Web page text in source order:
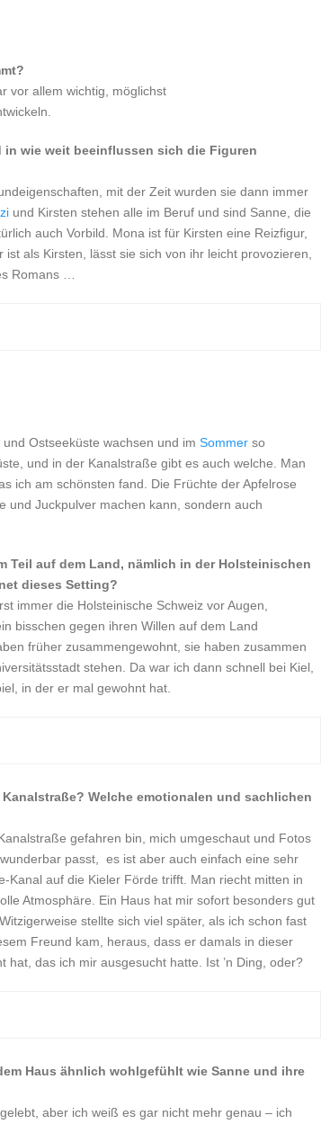
vor allem wichtig, möglichst
wie weit beeinflussen sich die Figuren
mit der Zeit wurden sie dann immer
und Kirsten stehen alle im Beruf und sind Sanne, die
auch Vorbild. Mona ist für Kirsten eine Reizfigur,
als Kirsten, lässt sie sich von ihr leicht provozieren,
Romans …
Ostseeküste wachsen und im Sommer so
und in der Kanalstraße gibt es auch welche. Man
ich am schönsten fand. Die Früchte der Apfelrose
und Juckpulver machen kann, sondern auch
Teil auf dem Land, nämlich in der Holsteinischen
dieses Setting?
immer die Holsteinische Schweiz vor Augen,
bisschen gegen ihren Willen auf dem Land
früher zusammengewohnt, sie haben zusammen
stehen. Da war ich dann schnell bei Kiel,
in der er mal gewohnt hat.
Welche emotionalen und sachlichen
gefahren bin, mich umgeschaut und Fotos
passt, es ist aber auch einfach eine sehr
auf die Kieler Förde trifft. Man riecht mitten in
Atmosphäre. Ein Haus hat mir sofort besonders gut
stellte sich viel später, als ich schon fast
Freund kam, heraus, dass er damals in dieser
das ich mir ausgesucht hatte. Ist ’n Ding, oder?
Haus ähnlich wohlgefühlt wie Sanne und ihre
gelebt, aber ich weiß es gar nicht mehr genau – ich